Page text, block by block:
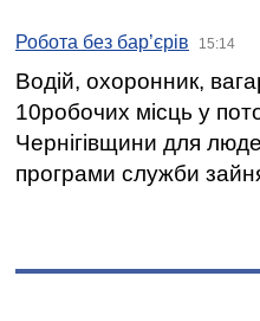
Робота без бар’єрів 15:14
Водій, охоронник,
10робочих місць у
Чернігівщини для
програми служби